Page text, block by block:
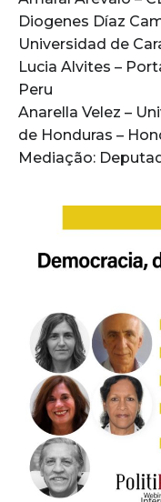
Diogenes Díaz
Universidad de
Lucia Alvites –
Peru
Anarella Velez –
de Honduras –
Mediação: